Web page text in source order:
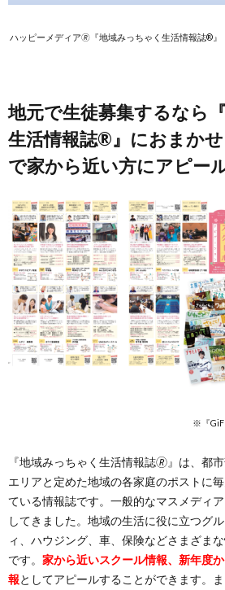
ハッピーメディア🄬『地域みっちゃく生活情報誌®』
地元で生徒募集するなら
生活情報誌®』におまか
で家から近い方にアピー
※『
『地域みっちゃく生活情報誌🄬』は、都
エリアと定めた地域の各家庭のポストに
ている情報誌です。一般的なマスメディ
してきました。地域の生活に役に立つグ
ィ、ハウジング、車、保険などさまざま
です。 家から近いスクール情報、新年度
報としてアピールすることができます。